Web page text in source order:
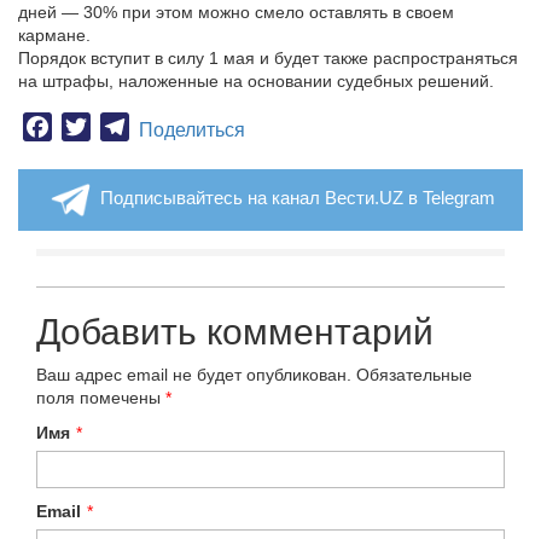
дней — 30% при этом можно смело оставлять в своем
кармане.
Порядок вступит в силу 1 мая и будет также распространяться
на штрафы, наложенные на основании судебных решений.
Facebook
TwitterTelegram
Поделиться
Подписывайтесь на канал Вести.UZ в Telegram
Добавить комментарий
Ваш адрес email не будет опубликован. Обязательные
поля помечены *
Имя *
Email *